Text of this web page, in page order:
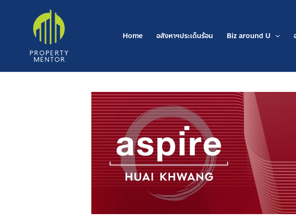
Home อสังหาฯประเด็นร้อน Biz around U